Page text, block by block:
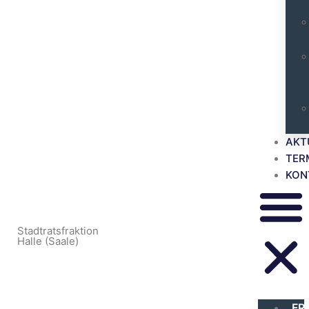
Stadtratsfraktion
Halle (Saale)